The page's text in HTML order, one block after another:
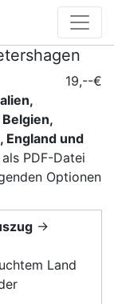
19,--€
England und
PDF-Datei
Optionen
→
Land